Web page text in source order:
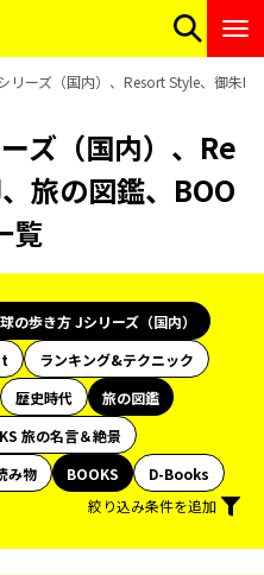
リーズ（国内）、Resort Style、御朱
ズ（国内）、Re
旅の図鑑、BOO
覧
の歩き方 Jシリーズ（国内）
ランキング&テクニック
歴史時代
旅の図鑑
旅の名言＆絶景
み物 BOOKS
D-Books
絞り込み条件を追加